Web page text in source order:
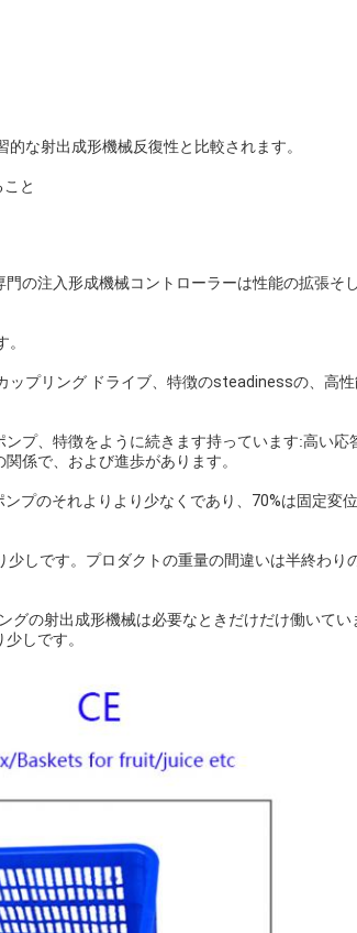
な射出成形機械反復性と比較されます。
と
の注入形成機械コントローラーは性能の拡張そ
プリング ドライブ、特徴のsteadinessの、高
プ、特徴をように続きます持っています:高い
係で、および進歩があります。
プのそれよりより少なくであり、70%は固定変
しです。プロダクトの重量の間違いは半終わり
グの射出成形機械は必要なときだけだけ働いて
しです。